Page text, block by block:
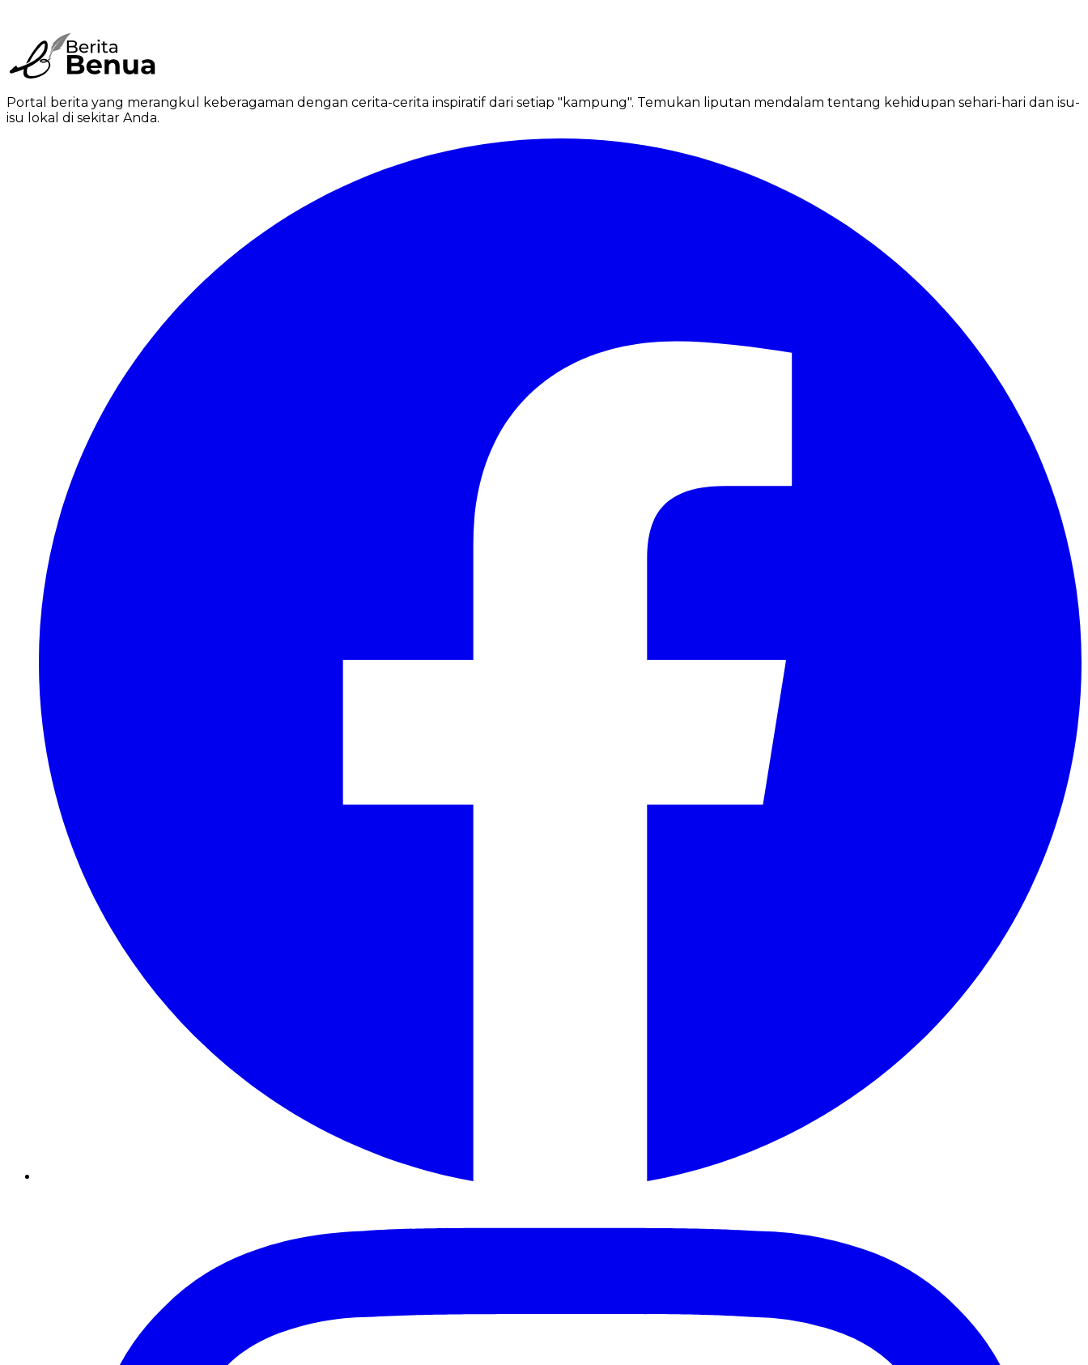
Portal berita yang merangkul keberagaman dengan cerita-cerita inspiratif dari setiap "kampung". Temukan liputan mendalam tentang kehidupan sehari-hari dan isu-
isu lokal di sekitar Anda.